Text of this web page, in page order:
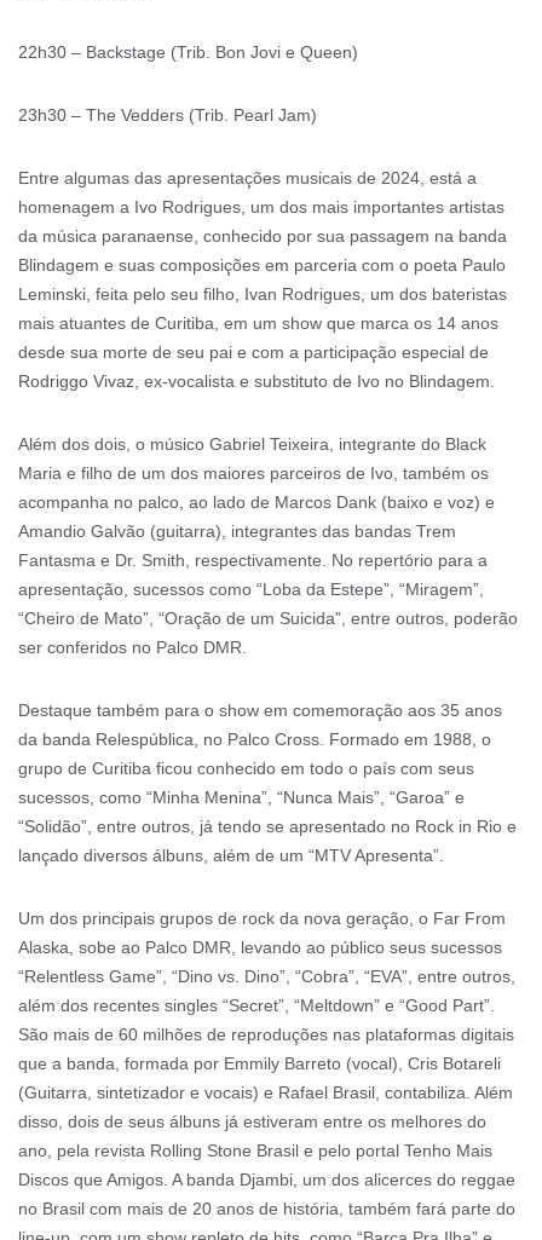
22h30 – Backstage (Trib. Bon Jovi e Queen)
23h30 – The Vedders (Trib. Pearl Jam)
Entre algumas das apresentações musicais de 2024, está a
homenagem a Ivo Rodrigues, um dos mais importantes artistas
da música paranaense, conhecido por sua passagem na banda
Blindagem e suas composições em parceria com o poeta Paulo
Leminski, feita pelo seu filho, Ivan Rodrigues, um dos bateristas
mais atuantes de Curitiba, em um show que marca os 14 anos
desde sua morte de seu pai e com a participação especial de
Rodriggo Vivaz, ex-vocalista e substituto de Ivo no Blindagem.
Além dos dois, o músico Gabriel Teixeira, integrante do Black
Maria e filho de um dos maiores parceiros de Ivo, também os
acompanha no palco, ao lado de Marcos Dank (baixo e voz) e
Amandio Galvão (guitarra), integrantes das bandas Trem
Fantasma e Dr. Smith, respectivamente. No repertório para a
apresentação, sucessos como “Loba da Estepe”, “Miragem”,
“Cheiro de Mato”, “Oração de um Suicida”, entre outros, poderão
ser conferidos no Palco DMR.
Destaque também para o show em comemoração aos 35 anos
da banda Relespública, no Palco Cross. Formado em 1988, o
grupo de Curitiba ficou conhecido em todo o país com seus
sucessos, como “Minha Menina”, “Nunca Mais”, “Garoa” e
“Solidão”, entre outros, já tendo se apresentado no Rock in Rio e
lançado diversos álbuns, além de um “MTV Apresenta”.
Um dos principais grupos de rock da nova geração, o Far From
Alaska, sobe ao Palco DMR, levando ao público seus sucessos
“Relentless Game”, “Dino vs. Dino”, “Cobra”, “EVA”, entre outros,
além dos recentes singles “Secret”, “Meltdown” e “Good Part”.
São mais de 60 milhões de reproduções nas plataformas digitais
que a banda, formada por Emmily Barreto (vocal), Cris Botareli
(Guitarra, sintetizador e vocais) e Rafael Brasil, contabiliza. Além
disso, dois de seus álbuns já estiveram entre os melhores do
ano, pela revista Rolling Stone Brasil e pelo portal Tenho Mais
Discos que Amigos. A banda Djambi, um dos alicerces do reggae
no Brasil com mais de 20 anos de história, também fará parte do